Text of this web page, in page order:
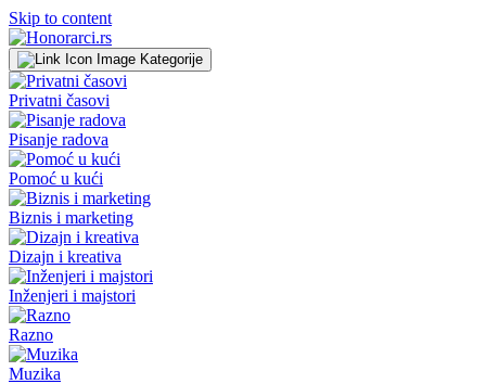
Skip to content
Kategorije
Privatni časovi
Pisanje radova
Pomoć u kući
Biznis i marketing
Dizajn i kreativa
Inženjeri i majstori
Razno
Muzika